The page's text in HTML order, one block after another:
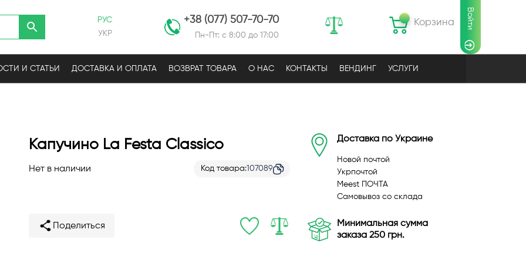
РУС
УКР
+38 (077) 507-70-70
Пн-Пт: с 8:00 до 17:00
Корзина Войти
И СТАТЬИ ДОСТАВКА И ОПЛАТА ВОЗВРАТ ТОВАРА О НАС КОНТАКТЫ ВЕНДИНГ УСЛУГИ
Капучино La Festa Classico
Нет в наличии Код товара 107089
Поделиться
Доставка по Украине
Новой почтой
Укрпочтой
Meest ПОЧТА
Самовывоз со склада
Минимальная сумма
заказа 250 грн.